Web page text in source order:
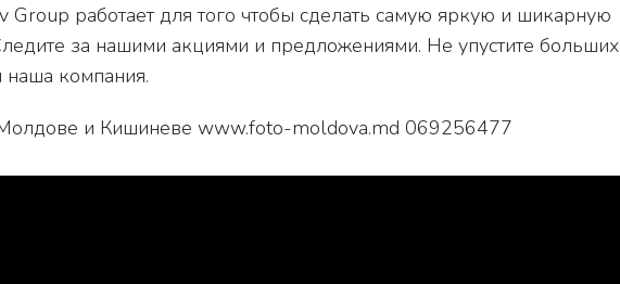
Group работает для того чтобы сделать самую яркую и шикарную
за нашими акциями и предложениями. Не упустите больших
наша компания.
и Кишиневе www.foto-moldova.md 069256477